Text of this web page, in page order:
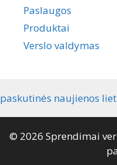
Paslaugos
Produktai
Verslo valdymas
paskutinės naujienos
© 2026 Sprendimai